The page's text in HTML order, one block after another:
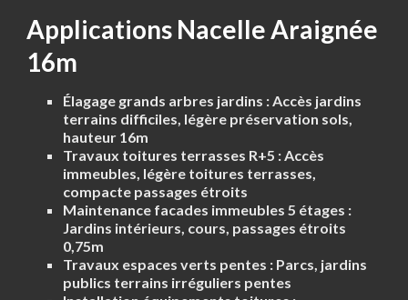
Applications Nacelle Araignée
16m
Élagage grands arbres jardins :Accès jardins
terrains difficiles, légère préservation sols,
hauteur 16m
Travaux toitures terrasses R+5 :Accès
immeubles, légère toitures terrasses,
compacte passages étroits
Maintenance facades immeubles 5 étages :
Jardins intérieurs, cours, passages étroits
0,75m
Travaux espaces verts pentes : Parcs, jardins
publics terrains irréguliers pentes